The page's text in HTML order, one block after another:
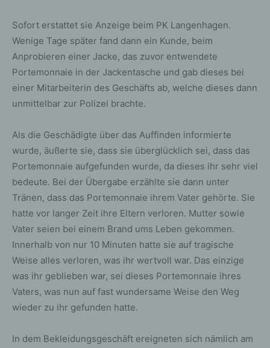
Sofort erstattet sie Anzeige beim PK Langenhagen.
Wenige Tage später fand dann ein Kunde, beim
Anprobieren einer Jacke, das zuvor entwendete
Portemonnaie in der Jackentasche und gab dieses bei
einer Mitarbeiterin des Geschäfts ab, welche dieses dann
unmittelbar zur Polizei brachte.
Als die Geschädigte über das Auffinden informierte
wurde, äußerte sie, dass sie überglücklich sei, dass das
Portemonnaie aufgefunden wurde, da dieses ihr sehr viel
bedeute. Bei der Übergabe erzählte sie dann unter
Tränen, dass das Portemonnaie ihrem Vater gehörte. Sie
hatte vor langer Zeit ihre Eltern verloren. Mutter sowie
Vater seien bei einem Brand ums Leben gekommen.
Innerhalb von nur 10 Minuten hatte sie auf tragische
Weise alles verloren, was ihr wertvoll war. Das einzige
was ihr geblieben war, sei dieses Portemonnaie ihres
Vaters, was nun auf fast wundersame Weise den Weg
wieder zu ihr gefunden hatte.
In dem Bekleidungsgeschäft ereigneten sich nämlich am